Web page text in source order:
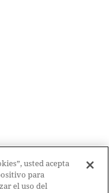
usted acepta
para
el uso del